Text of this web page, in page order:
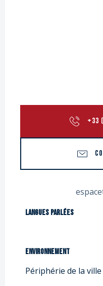
+33
Langues parlées
Langues parlées
Environnement
Environnement
Périphérie de la ville